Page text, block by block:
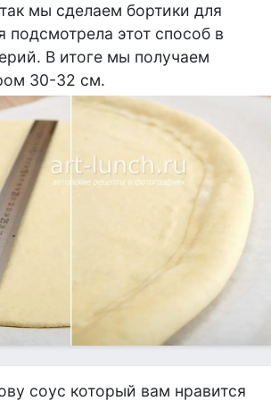
мы сделаем бортики для
подсмотрела этот способ в
В итоге мы получаем
30-32 см.
соус который вам нравится